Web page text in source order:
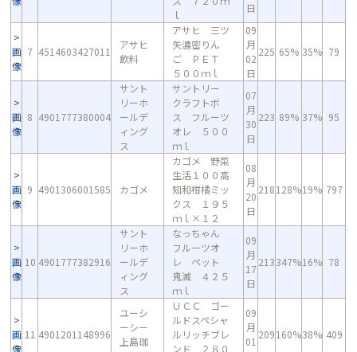
ｌ
日
画
像
7 4514603427011
アサヒ
飲料
アサヒ 三ツ
矢濃密りん
ご ＰＥＴ
５００ｍｌ
09
月
02
日
225 65% 35% 79
画
像
8 4901777380004
サント
リーホ
ールデ
ィング
ス
サントリー
クラフトボ
ス フルーツ
オレ ５００
ｍｌ
07
月
30
日
223 89% 37% 95
画
像
9 4901306001585 カゴメ
カゴメ 野菜
生活１００高
知和柑橘ミッ
クス １９５
ｍｌ×１２
08
月
20
日
218128%19% 797
画
像
10 4901777382916
サント
リーホ
ールデ
ィング
ス
なっちゃん
フルーツオ
レ ペット
鬼滅 ４２５
ｍｌ
09
月
17
日
213347%16% 78
画
像
11 4901201148996
ユーシ
ーシー
上島珈
ＵＣＣ ゴー
ルドスペシャ
ルリッチブレ
ンド ２８０
09
月
01
209160%38% 409